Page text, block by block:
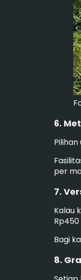
6.
per
7.
Kalau
Bagi
8.